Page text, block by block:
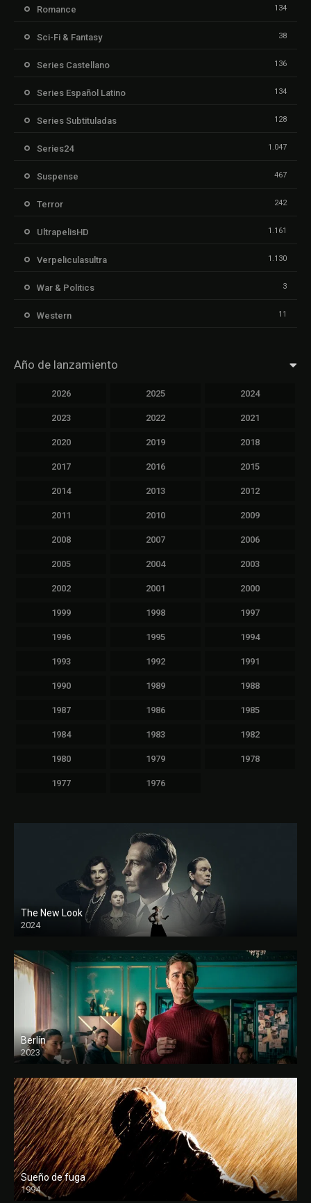
Romance 134
Sci-Fi & Fantasy 38
Series Castellano 136
Series Español Latino 134
Series Subtituladas 128
Series24 1.047
Suspense 467
Terror 242
UltrapelisHD 1.161
Verpeliculasultra 1.130
War & Politics 3
Western 11
Año de lanzamiento
2026 2025 2024
2023 2022 2021
2020 2019 2018
2017 2016 2015
2014 2013 2012
2011 2010 2009
2008 2007 2006
2005 2004 2003
2002 2001 2000
1999 1998 1997
1996 1995 1994
1993 1992 1991
1990 1989 1988
1987 1986 1985
1984 1983 1982
1980 1979 1978
1977 1976
The New Look
2024
Berlín
2023
Sueño de fuga
1994
FULL HD